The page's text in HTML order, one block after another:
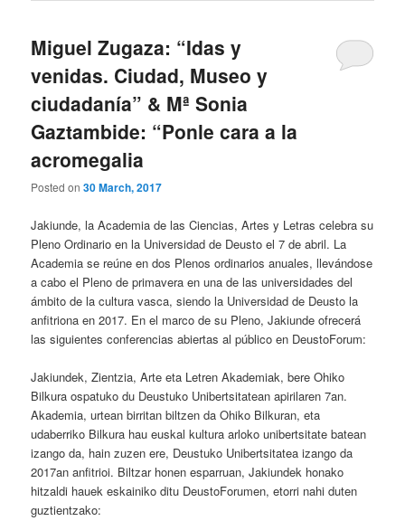
Miguel Zugaza: “Idas y
venidas. Ciudad, Museo y
ciudadanía” & Mª Sonia
Gaztambide: “Ponle cara a la
acromegalia
Posted on30 March, 2017
Jakiunde, la Academia de las Ciencias, Artes y Letras celebra su
Pleno Ordinario en la Universidad de Deusto el 7 de abril. La
Academia se reúne en dos Plenos ordinarios anuales, llevándose
a cabo el Pleno de primavera en una de las universidades del
ámbito de la cultura vasca, siendo la Universidad de Deusto la
anfitriona en 2017. En el marco de su Pleno, Jakiunde ofrecerá
las siguientes conferencias abiertas al público en DeustoForum:
Jakiundek, Zientzia, Arte eta Letren Akademiak, bere Ohiko
Bilkura ospatuko du Deustuko Unibertsitatean apirilaren 7an.
Akademia, urtean birritan biltzen da Ohiko Bilkuran, eta
udaberriko Bilkura hau euskal kultura arloko unibertsitate batean
izango da, hain zuzen ere, Deustuko Unibertsitatea izango da
2017an anfitrioi. Biltzar honen esparruan, Jakiundek honako
hitzaldi hauek eskainiko ditu DeustoForumen, etorri nahi duten
guztientzako: